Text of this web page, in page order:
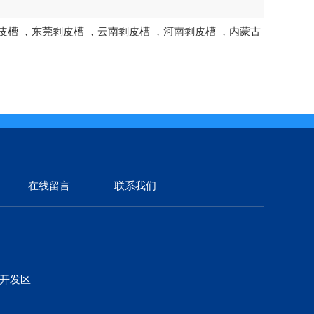
槽 ， 东莞剥皮槽 ， 云南剥皮槽 ， 河南剥皮槽 ， 内蒙古
在线留言 联系我们
发区